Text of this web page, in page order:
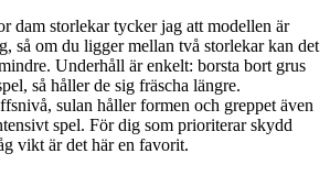
dam storlekar tycker jag att modellen är
så om du ligger mellan två storlekar kan det
Underhåll är enkelt: borsta bort grus
så håller de sig fräscha längre.
sulan håller formen och greppet även
spel. För dig som prioriterar skydd
vikt är det här en favorit.